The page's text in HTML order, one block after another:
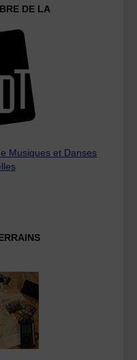
DE LA
Musiques et Danses